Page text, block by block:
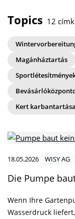
Topics 12
Magánháztartás
Kert karbantartása
18.05.2026 WISY AG
Die Pumpe
Wenn Ihre
Wasserdruck